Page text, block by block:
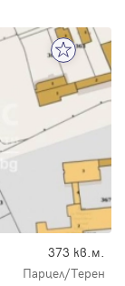
373 кв.м.
Парцел/Терен